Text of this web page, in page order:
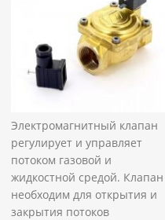
Электромагнитный клапан
регулирует и управляет
потоком газовой и
жидкостной средой. Клапан
необходим для открытия и
закрытия потоков